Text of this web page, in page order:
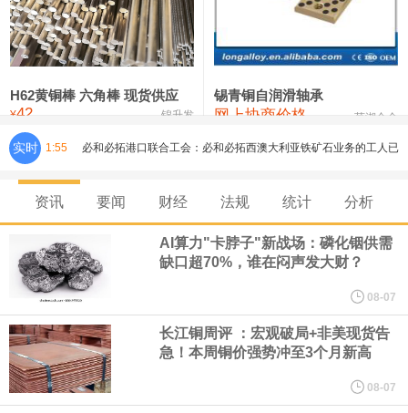
铸造铝合金锭(ZLD104) 24,300—24,500 24,400
压铸锌合金锭 26,500—26,700
氯化镍 38,300—40,300 39,300 0
H62黄铜棒 六角棒 现货供应
¥42 锦升发
锡青铜自润滑轴承
网上协商价格 芜湖合金
实时 1:55 必和必拓港口联合工会：必和必拓西澳大利亚铁矿石业务的工人已
通知，将于8月9日实施24小时停工。
8月7日，宇树科技董事长王兴兴网上路演时表示，报告期内，公司
研发费用金额分别为4,995.18万元、7,001.70万元、14,496.56万
元，最近3年复合增长率达70.36%，呈快速增长趋势，并形成多项
核心技术和知识产权。截至2026年1月31日，公司拥有262项专利权
资讯 要闻 财经 法规 统计 分析
AI算力"卡脖子"新战场：磷化铟供需
缺口超70%，谁在闷声发大财？
08-07
长江铜周评 ：宏观破局+非美现货告
急！本周铜价强势冲至3个月新高
08-07